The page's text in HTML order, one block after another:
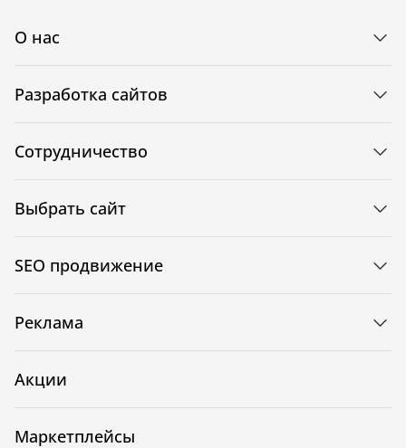
О нас
Разработка сайтов
Сотрудничество
Выбрать сайт
SEO продвижение
Реклама
Акции
Маркетплейсы